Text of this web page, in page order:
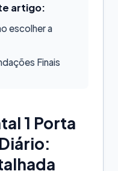
artigo:
escolher a
Finais
1 Porta